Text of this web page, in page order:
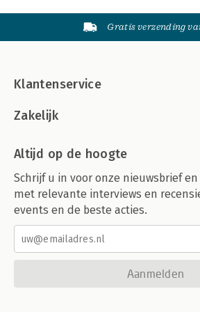
Gratis verzending
Klantenservice
Zakelijk
Altijd op de hoogte
Schrijf u in voor onze nieuwsbrief
met relevante interviews en
events en de beste acties.
Aanmelden